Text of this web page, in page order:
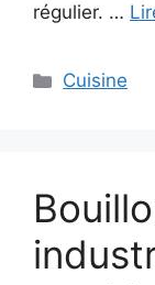
régulier. …
Catégories
Cuisine